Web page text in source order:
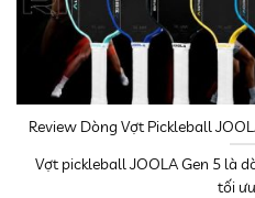
Review Dòng Vợt Pickleball
Vợt pickleball JOOLA Gen 5 là
tối ưu